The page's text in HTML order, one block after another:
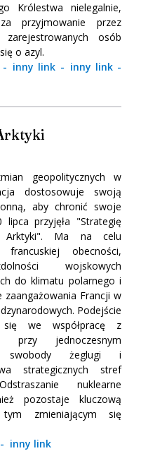
Królestwa nielegalnie,
przyjmowanie przez
zarejestrowanych osób
o azyl.
inny link - inny link-
geopolitycznych w
dostosowuje swoją
aby chronić swoje
przyjęła "Strategię
Arktyki". Ma na celu
francuskiej obecności,
wojskowych
do klimatu polarnego i
zaangażowania Francji w
Podejście
we współpracę z
przy jednoczesnym
swobody żeglugi i
strategicznych stref
nuklearne
pozostaje kluczową
zmieniającym się
inny link